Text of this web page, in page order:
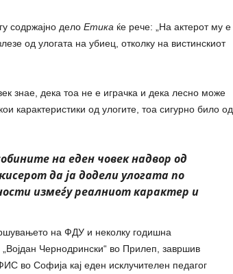
содржајно дело Етика ќе рече: „На актерот му е
од улогата на убиец, отколку на вистинскиот
знае, дека тоа не е играчка и дека лесно може
карактеристики од улогите, тоа сигурно било од
на еден човек надвор од
да ја додели улогата по
измеѓу реалниот карактер и
на ФДУ и неколку годишна
Чернодрински“ во Прилеп, завршив
во Софија кај еден исклучителен педагог